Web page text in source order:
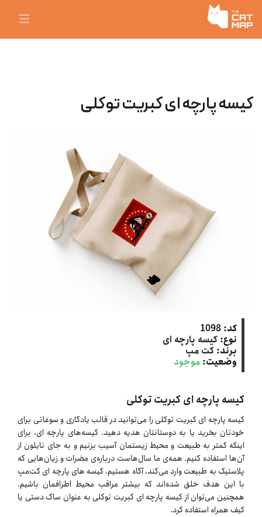
کیسه پارچه ‌ای کبریت توکلی
کد: 1098
نوع: کیسه پارچه ‌ای
برند: کت‌ مپ
وضعیت: موجود
کیسه پارچه ای کبریت توکلی
کیسه پارچه ای کبریت توکلی را می‌‌توانید در قالب یادگاری و سوغاتی برای
خودتان بخرید یا به دوستانتان هدیه دهید. کیسه‌های پارچه ای، برای
اینکه کمتر به طبیعت و محیط زیستمان آسیب بزنیم و به جای نایلون از
آن‌ها استفاده کنیم. همه‌ی ما سال‌هاست درباره‌ی مضرات و زیان‌هایی که
پلاستیک به طبیعت وارد می‌کند، آگاه هستیم. کیسه های پارچه ای کت‌مپ
با این هدف خلق شده‌اند که بیشتر مراقب محیط اطرافمان باشیم.
همچنین می‌توان از کیسه پارچه ای کبریت توکلی به عنوان ساک دستی یا
کیف همراه استفاده کرد.